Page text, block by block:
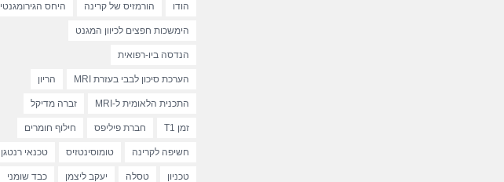
הודו הורמזיס של קרינה היחס הגירומגנטי
הימשכות חפצים לכיוון המגנט
הנדסה ביו-רפואית
הערכת סיכון לבבי בעזרת MRI הריון
התכנית הלאומית ל-MRI זברה מדיקל
זמן T1 חברת פיליפס חילוף חומרים
חשיפה לקרינה טומוסינטזיס טכנאי רנטגן
טכניון טסלה יעקב ליצמן כבד שומני